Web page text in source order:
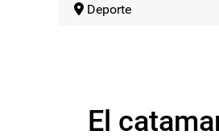
Deporte
El